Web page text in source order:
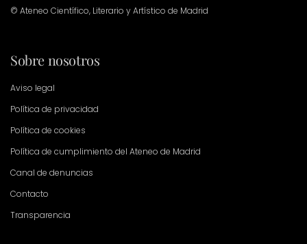
© Ateneo Científico, Literario y Artístico de Madrid
Sobre nosotros
Aviso legal
Política de privacidad
Política de cookies
Política de cumplimiento del Ateneo de Madrid
Canal de denuncias
Contacto
Transparencia